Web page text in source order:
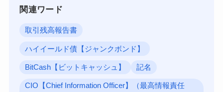
関連ワード
取引残高報告書
ハイイールド債【ジャンクボンド】
BitCash【ビットキャッシュ】 記名
CIO【Chief Information Officer】（最高情報責任